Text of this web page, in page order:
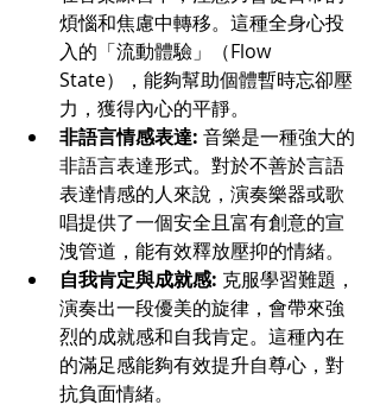
煩惱和焦慮中轉移。這種全身心投
入的「流動體驗」（Flow
State），能夠幫助個體暫時忘卻壓
力，獲得內心的平靜。
非語言情感表達: 音樂是一種強大的
非語言表達形式。對於不善於言語
表達情感的人來說，演奏樂器或歌
唱提供了一個安全且富有創意的宣
洩管道，能有效釋放壓抑的情緒。
自我肯定與成就感: 克服學習難題，
演奏出一段優美的旋律，會帶來強
烈的成就感和自我肯定。這種內在
的滿足感能夠有效提升自尊心，對
抗負面情緒。